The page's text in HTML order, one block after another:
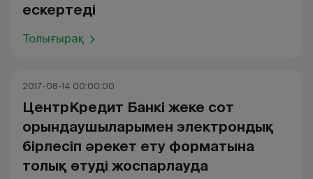
ескертеді
Толығырақ
2017-08-14 00:00:00
ЦентрКредит Банкі жеке сот
орындаушыларымен электрондық
бірлесіп әрекет ету форматына
толық өтуді жоспарлауда